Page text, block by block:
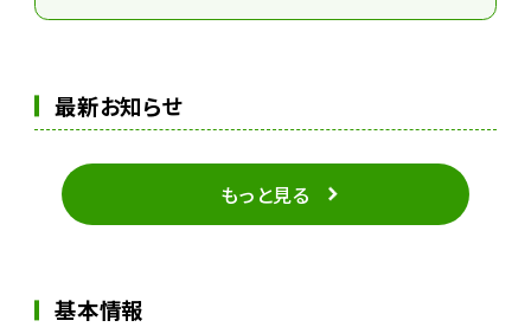
最新お知らせ
もっと見る
基本情報